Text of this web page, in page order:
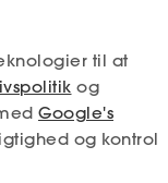
fri bil,
kilometer.
til at
og
Google's
og kontrol